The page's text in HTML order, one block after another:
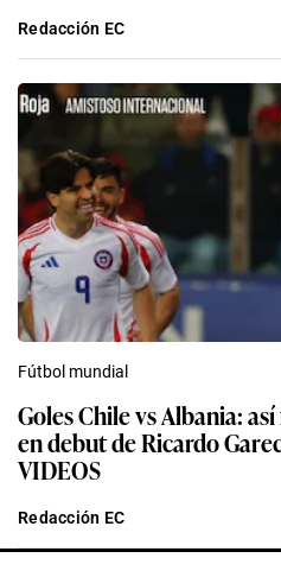
Redacción EC
Fútbol mundial
Goles Chile vs Albania:
en debut de Ricardo
VIDEOS
Redacción EC